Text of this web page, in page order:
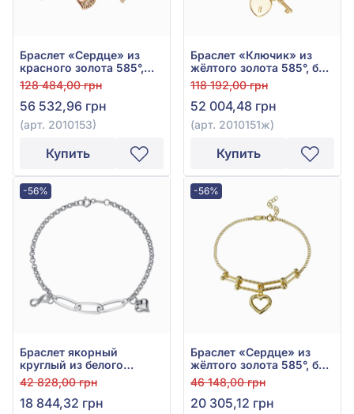
Браслет «Сердце» из
красного золота 585°,
без вставки, арт. 2010153
128 484,00 грн
56 532,96 грн
(арт. 2010153)
Купить
Браслет «Ключик» из
жёлтого золота 585°, без
вставок, арт. 2010151ж
118 192,00 грн
52 004,48 грн
(арт. 2010151ж)
Купить
-56%
Браслет якорный
круглый из белого
золота 585° без вставки,
арт. 2010099б
42 828,00 грн
18 844,32 грн
-56%
Браслет «Сердце» из
жёлтого золота 585°, без
вставки, арт. 2010130ж
46 148,00 грн
20 305,12 грн